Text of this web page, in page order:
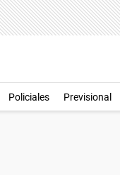
Policiales Previsional